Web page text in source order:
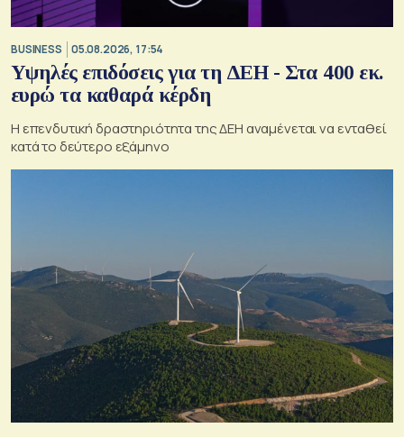
BUSINESS 05.08.2026, 17:54
Υψηλές επιδόσεις για τη ΔΕΗ - Στα 400 εκ.
ευρώ τα καθαρά κέρδη
Η επενδυτική δραστηριότητα της ΔΕΗ αναμένεται να ενταθεί
κατά το δεύτερο εξάμηνο